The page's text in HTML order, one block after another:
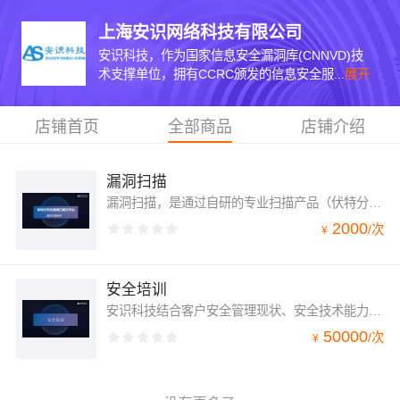
上海安识网络科技有限公司
安识科技，作为国家信息安全漏洞库(CNNVD)技
术支撑单位，拥有CCRC颁发的信息安全服... 展开
店铺首页 全部商品 店铺介绍
漏洞扫描
¥ 2000/次
安全培训
安识科技结合客户安全管理现状、安全技术能力等，针对不同培训群体，提供包括安全管理、安全技术等专业化、定制化的安全培训，提升客户管理层安全规划、设计、分析能力，扩展技术人员安全知识和安全技能，促进整体安全技术更新，提高整体安全防御水平。
¥ 50000/次